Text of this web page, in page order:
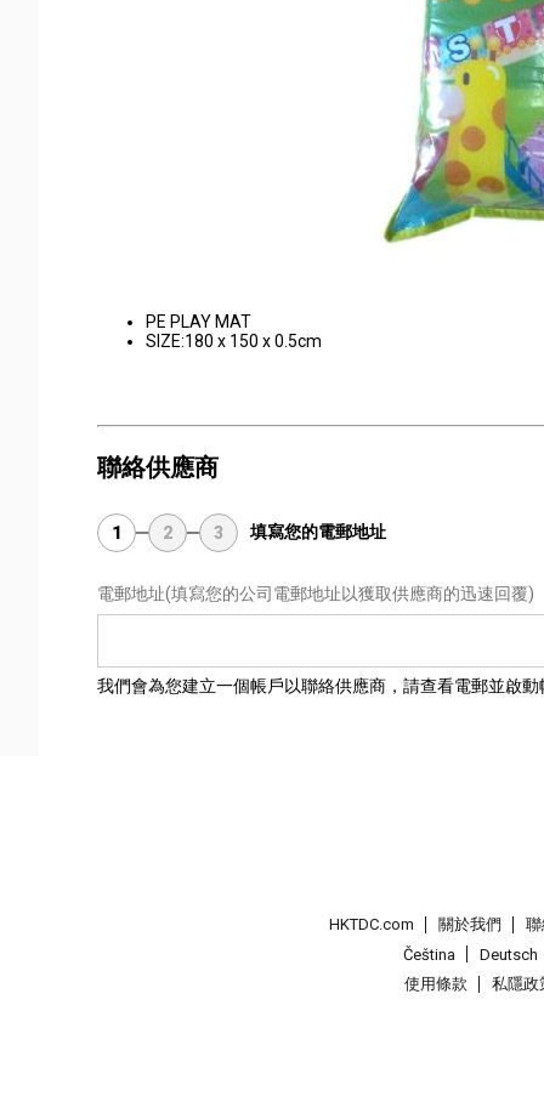
PE PLAY MAT
SIZE:180 x 150 x 0.5cm
聯絡供應商
1 2 3 填寫您的電郵地址
電郵地址(填寫您的公司電郵地址以獲取供應商的迅速回覆)
我們會為您建立一個帳戶以聯絡供應商，請查看電郵並啟動
HKTDC.com 關於我們
Čeština
Deutsch
使用條款
私隱政